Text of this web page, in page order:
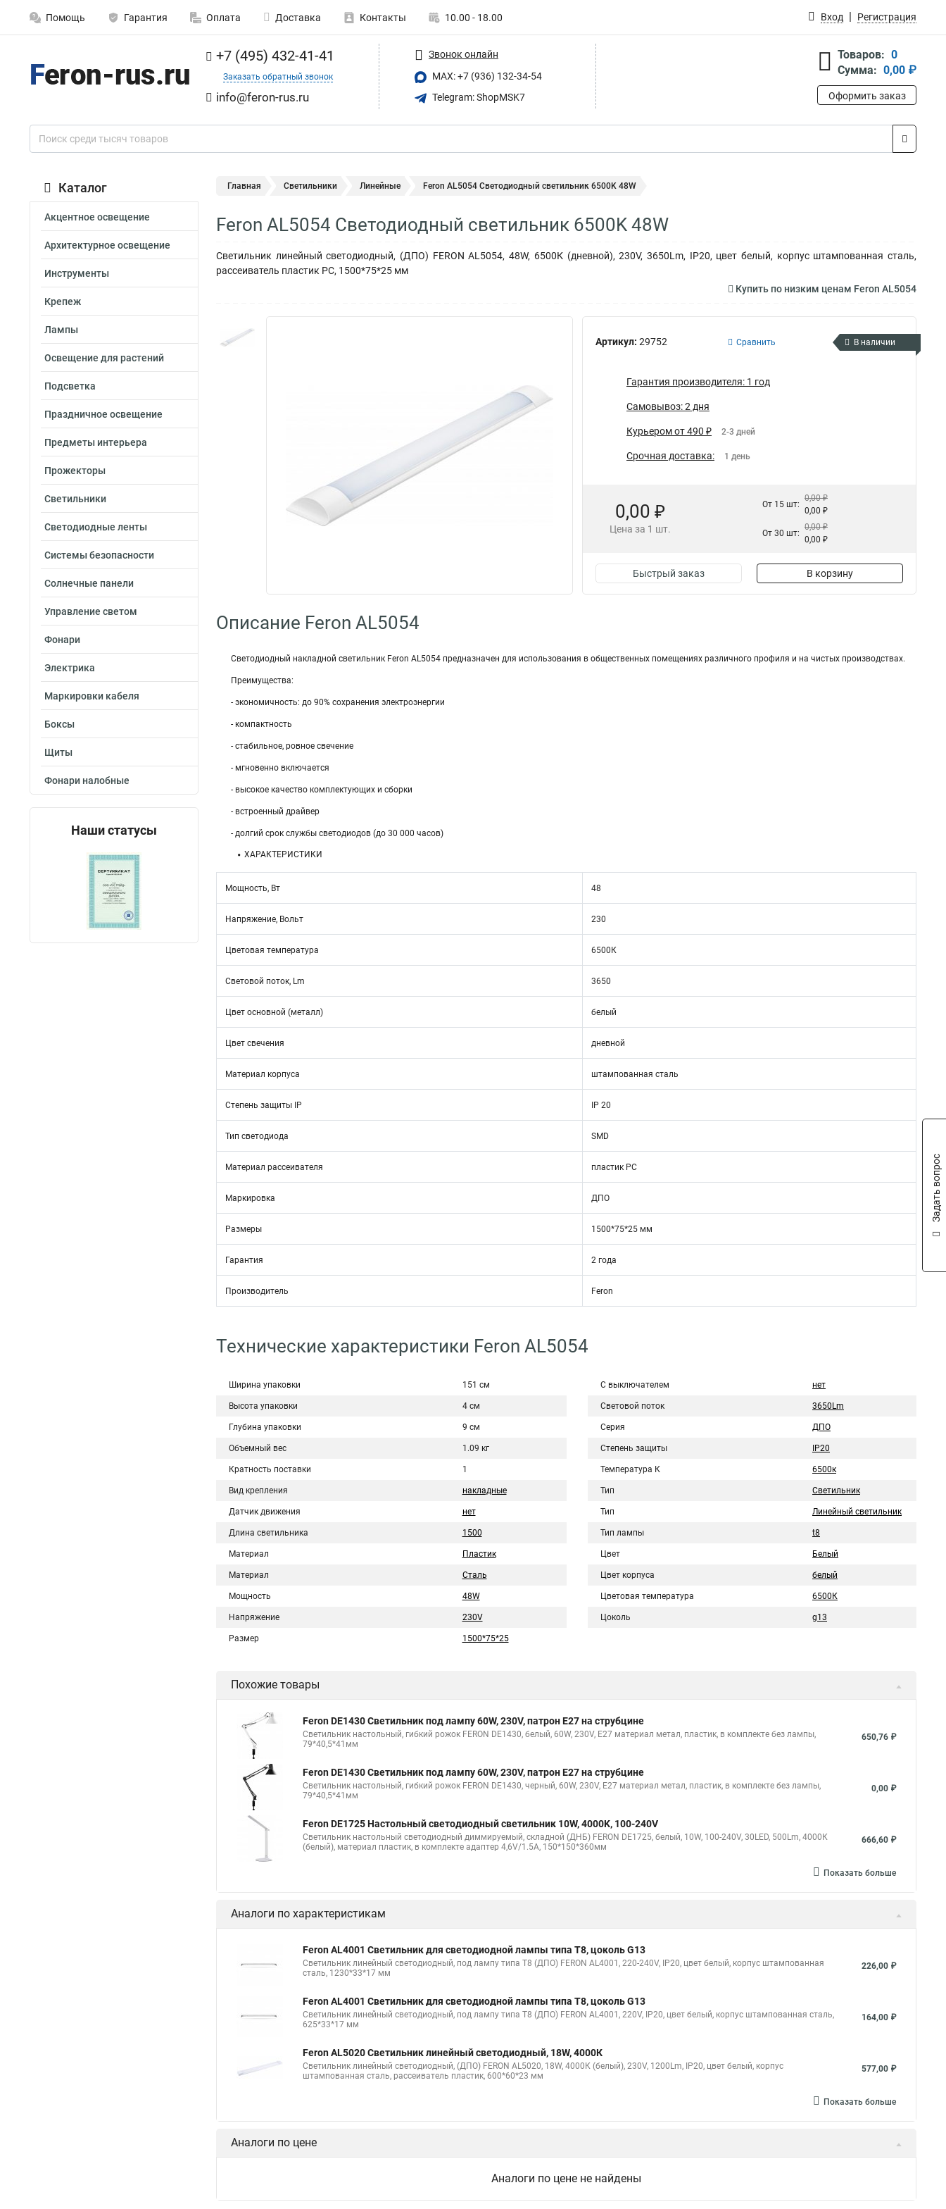
Помощь Гарантия Оплата Доставка Контакты 10.00 - 18.00 Вход Регистрация
+7 (495) 432-41-41
Заказать обратный звонок
info@feron-rus.ru
Звонок онлайн
MAX: +7 (936) 132-34-54
Telegram: ShopMSK7
Товаров: 0
Сумма: 0,00 ₽
Оформить заказ
Каталог
Акцентное освещение
Архитектурное освещение
Инструменты
Крепеж
Лампы
Освещение для растений
Подсветка
Праздничное освещение
Предметы интерьера
Прожекторы
Светильники
Светодиодные ленты
Системы безопасности
Солнечные панели
Управление светом
Фонари
Электрика
Маркировки кабеля
Боксы
Щиты
Фонари налобные
Наши статусы
Главная Светильники Линейные Feron AL5054 Светодиодный светильник 6500K 48W
Feron AL5054 Светодиодный светильник 6500K 48W
Светильник линейный светодиодный, (ДПО) FERON AL5054, 48W, 6500К (дневной), 230V, 3650Lm, IP20, цвет белый, корпус штампованная сталь,
рассеиватель пластик PC, 1500*75*25 мм
Купить по низким ценам Feron AL5054
Артикул: 29752 Сравнить В наличии
Гарантия производителя: 1 год
Самовывоз: 2 дня
Курьером от 490 ₽ 2-3 дней
Срочная доставка: 1 день
0,00 ₽
Цена за 1 шт.
От 15 шт:
0,00 ₽
0,00 ₽
От 30 шт:
0,00 ₽
0,00 ₽
Быстрый заказ В корзину
Описание Feron AL5054
Светодиодный накладной светильник Feron AL5054 предназначен для использования в общественных помещениях различного профиля и на чистых производствах.
Преимущества:
- экономичность: до 90% сохранения электроэнергии
- компактность
- стабильное, ровное свечение
- мгновенно включается
- высокое качество комплектующих и сборки
- встроенный драйвер
- долгий срок службы светодиодов (до 30 000 часов)
ХАРАКТЕРИСТИКИ
Мощность, Вт 48
Напряжение, Вольт 230
Цветовая температура 6500К
Световой поток, Lm 3650
Цвет основной (металл) белый
Цвет свечения дневной
Материал корпуса штампованная сталь
Степень защиты IP IP 20
Тип светодиода SMD
Материал рассеивателя пластик PC
Маркировка ДПО
Размеры 1500*75*25 мм
Гарантия 2 года
Производитель Feron
Технические характеристики Feron AL5054
Ширина упаковки 151 см
Высота упаковки 4 см
Глубина упаковки 9 см
Объемный вес 1.09 кг
Кратность поставки 1
Вид крепления накладные
Датчик движения нет
Длина светильника 1500
Материал Пластик
Материал Сталь
Мощность 48W
Напряжение 230V
Размер 1500*75*25
С выключателем нет
Световой поток 3650Lm
Серия ДПО
Степень защиты IP20
Температура К 6500к
Тип Светильник
Тип Линейный светильник
Тип лампы t8
Цвет Белый
Цвет корпуса белый
Цветовая температура 6500К
Цоколь g13
Похожие товары
Feron DE1430 Светильник под лампу 60W, 230V, патрон E27 на струбцине
Светильник настольный, гибкий рожок FERON DE1430, белый, 60W, 230V, E27 материал метал, пластик, в комплекте без лампы,
79*40,5*41мм
650,76 ₽
Feron DE1430 Светильник под лампу 60W, 230V, патрон E27 на струбцине
Светильник настольный, гибкий рожок FERON DE1430, черный, 60W, 230V, E27 материал метал, пластик, в комплекте без лампы,
79*40,5*41мм
0,00 ₽
Feron DE1725 Настольный светодиодный светильник 10W, 4000K, 100-240V
Светильник настольный светодиодный диммируемый, складной (ДНБ) FERON DE1725, белый, 10W, 100-240V, 30LED, 500Lm, 4000К
(белый), материал пластик, в комплекте адаптер 4,6V/1.5A, 150*150*360мм
666,60 ₽
Показать больше
Аналоги по характеристикам
Feron AL4001 Светильник для светодиодной лампы типа Т8, цоколь G13
Светильник линейный светодиодный, под лампу типа Т8 (ДПО) FERON AL4001, 220-240V, IP20, цвет белый, корпус штампованная
сталь, 1230*33*17 мм
226,00 ₽
Feron AL4001 Светильник для светодиодной лампы типа Т8, цоколь G13
Светильник линейный светодиодный, под лампу типа Т8 (ДПО) FERON AL4001, 220V, IP20, цвет белый, корпус штампованная сталь,
625*33*17 мм
164,00 ₽
Feron AL5020 Светильник линейный светодиодный, 18W, 4000К
Светильник линейный светодиодный, (ДПО) FERON AL5020, 18W, 4000К (белый), 230V, 1200Lm, IP20, цвет белый, корпус
штампованная сталь, рассеиватель пластик, 600*60*23 мм
577,00 ₽
Показать больше
Аналоги по цене
Аналоги по цене не найдены
Задать вопрос